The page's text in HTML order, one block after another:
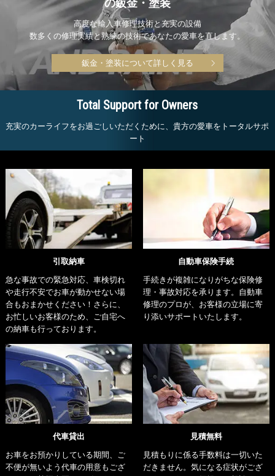
高度な輸入車修理技術と充実の設備
数多くの修理実績と熟練の技術であなたの愛車を直します。
鈑金・塗装について詳しく見る
Total Support for Owners
充実のカーライフをお過ごしいただくために、貴方の愛車をトータルサポ
ート
引取納車
急な事故での緊急対応、車検切れ
や走行不安でお車が動かせない場
合もおまかせください！さらに、
お忙しいお客様のため、ご自宅へ
の納車も行っております。
自動車保険手続
手続きが複雑になりがちな保険修
理・事故対応を承ります。自動車
修理のプロが、お客様の立場に寄
り添いサポートいたします。
代車貸出
お車をお預かりしている期間、ご
不便が無いよう代車の用意もござ
見積無料
見積もりに係る手数料は一切いた
だきません。気になる症状がござ